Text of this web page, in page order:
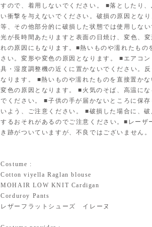
すので、着用しないでください。 ■落としたり
い衝撃を与えないでください。破損の原因とな
等、その他部分的に破損した状態では使用しな
光が長時間あたりますと表面の日焼け、変色、
れの原因にもなります。■熱いものや濡れたもの
さい。変形や変色の原因となります。 ■エアコ
具・湿度調整機の近くに置かないでください。
なります。 ■熱いものや濡れたものを直接置か
変色の原因となります。 ■火気のそば、高温に
でください。 ■子供の手が届かないところに保
いよう、ご注意ください。 ■破損した場合に、
するおそれがあるのでご注意ください。■レーザ
き跡がついていますが、不良ではございません。
Costume :
Cotton viyella Raglan blouse
MOHAIR LOW KNIT Cardigan
Corduroy Pants
レザーフラットシューズ イレーヌ